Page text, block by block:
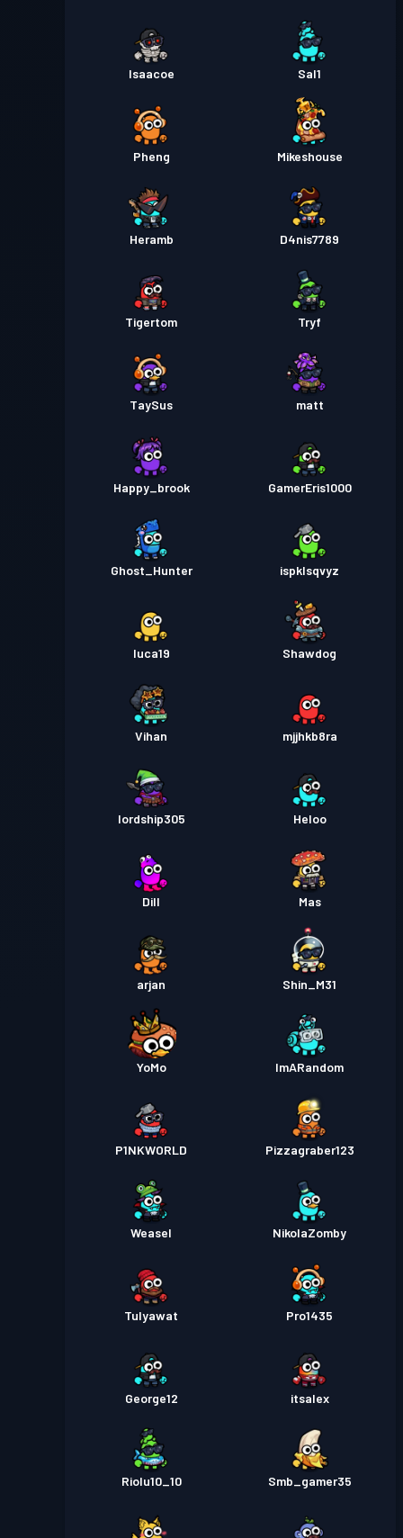
Isaacoe Sal1
Pheng Mikeshouse
Heramb D4nis7789
Tigertom Tryf
TaySus matt
Happy_brook GamerEris1000
Ghost_Hunter ispklsqvyz
luca19 Shawdog
Vihan mjjhkb8ra
lordship305 Heloo
Dill Mas
arjan Shin_M31
YoMo ImARandom
P1NKWORLD Pizzagraber123
Weasel NikolaZomby
Tulyawat Pro1435
George12 itsalex
Riolu10_10 Smb_gamer35